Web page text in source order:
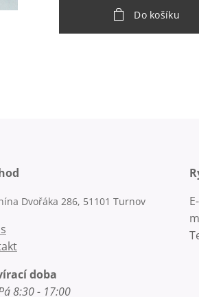
Do košíku
Dvořáka 286, 51101 Turnov
doba
8:30 - 17:00